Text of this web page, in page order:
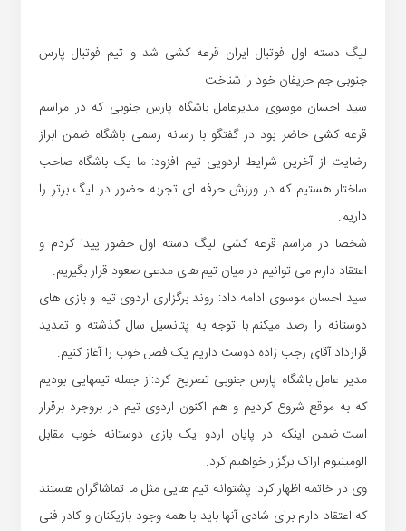
لیگ دسته اول فوتبال ایران قرعه کشی شد و تیم فوتبال پارس
جنوبی جم حریفان خود را شناخت.
سید احسان موسوی مدیرعامل باشگاه پارس جنوبی که در مراسم
قرعه کشی حاضر بود در گفتگو با رسانه رسمی باشگاه ضمن ابراز
رضایت از آخرین شرایط اردویی تیم افزود: ما یک باشگاه صاحب
ساختار هستیم که در ورزش حرفه ای تجربه حضور در لیگ برتر را
داریم.
شخصا در مراسم قرعه کشی لیگ دسته اول حضور پیدا کردم و
اعتقاد دارم می توانیم در میان تیم های مدعی صعود قرار بگیریم.
سید احسان موسوی ادامه داد: روند برگزاری اردوی تیم و بازی های
دوستانه را رصد میکنم.با توجه به پتانسیل سال گذشته و تمدید
قرارداد آقای رجب زاده دوست داریم یک فصل خوب را آغاز کنیم.
مدیر عامل باشگاه پارس جنوبی تصریح کرد:از جمله تیمهایی بودیم
که به موقع شروع کردیم و هم اکنون اردوی تیم در بروجرد برقرار
است.ضمن اینکه در پایان اردو یک بازی دوستانه خوب مقابل
الومینیوم اراک برگزار خواهیم کرد.
وی در خاتمه اظهار کرد: پشتوانه تیم هایی مثل ما تماشاگران هستند
که اعتقاد دارم برای شادی آنها باید با همه وجود بازیکنان و کادر فنی